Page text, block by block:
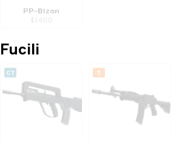
PP-Bizon
$ 1400
Fucili
CT T